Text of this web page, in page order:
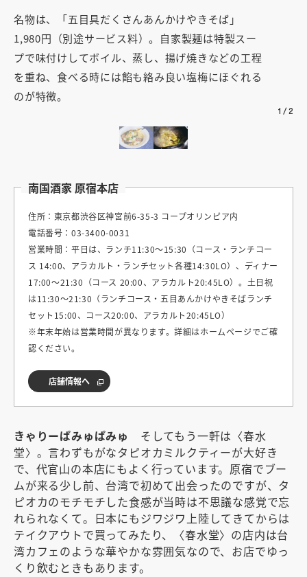
名物は、「五目具だくさんあんかけやきそば」
1,980円（別途サービス料）。自家製麺は特製スー
プで味付けしてボイル、蒸し、揚げ焼きなどの工程
を重ね、食べる時には餡も絡み良い塩梅にほぐれる
のが特徴。
1 / 2
南国酒家 原宿本店
住所：東京都渋谷区神宮前6-35-3 コープオリンピア内
電話番号：03-3400-0031
営業時間：平日は、ランチ11:30～15:30（コース・ランチコー
ス 14:00、アラカルト・ランチセット各種14:30LO）、ディナー
17:00～21:30（コース 20:00、アラカルト20:45LO）。土日祝
は11:30～21:30（ランチコース・五目あんかけやきそばランチ
セット15:00、コース20:00、アラカルト20:45LO）
※年末年始は営業時間が異なります。詳細はホームページでご確
認ください。
店舗情報へ
きゃりーぱみゅぱみゅ
そしてもう一軒は〈春水
堂〉。言わずもがなタピオカミルクティーが大好き
で、代官山の本店にもよく行っています。原宿でブー
ムが来る少し前、台湾で初めて出会ったのですが、タ
ピオカのモチモチした食感が当時は不思議な感覚で忘
れられなくて。日本にもジワジワ上陸してきてからは
テイクアウトで買ってみたり、〈春水堂〉の店内は台
湾カフェのような華やかな雰囲気なので、お店でゆっ
くり飲むときもあります。